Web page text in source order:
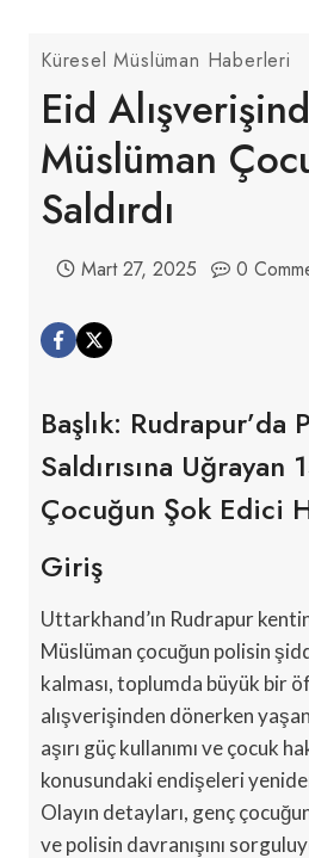
Küresel Müslüman Haberleri
Eid
Müslüman
Saldırdı
Mart 27, 2025 0
Başlık: Rudrapur’da
Saldırısına Uğrayan
Çocuğun Şok Edici
Giriş
Uttarkhand’ın Rudrapur
Müslüman çocuğun polisin
kalması, toplumda büyük bir
alışverişinden dönerken
aşırı güç kullanımı ve çocuk
konusundaki endişeleri
Olayın detayları, genç
ve polisin davranışını